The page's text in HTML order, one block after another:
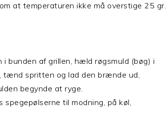
at temperaturen ikke må overstige 25 gr.
i bunden af grillen, hæld røgsmuld (bøg) i
tænd spritten og lad den brænde ud,
begynde at ryge.
til modning, på køl,